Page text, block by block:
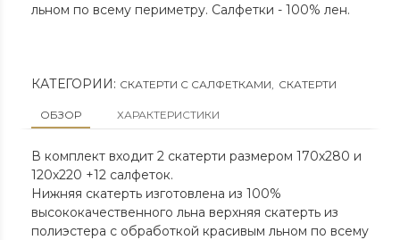
льном по всему периметру. Салфетки - 100% лен.
КАТЕГОРИИ: СКАТЕРТИ С САЛФЕТКАМИ СКАТЕРТИ
ОБЗОР ХАРАКТЕРИСТИКИ
В комплект входит 2 скатерти размером 170х280 и
120х220 +12 салфеток.
Нижняя скатерть изготовлена из 100%
высококачественного льна верхняя скатерть из
полиэстера с обработкой красивым льном по всему